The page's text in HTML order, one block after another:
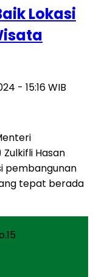
Lokasi
- 15:16 WIB
Hasan
pembangunan
tepat berada